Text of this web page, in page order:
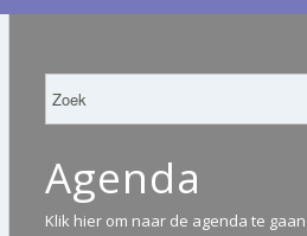
Agenda
Klik hier om naar de agenda te